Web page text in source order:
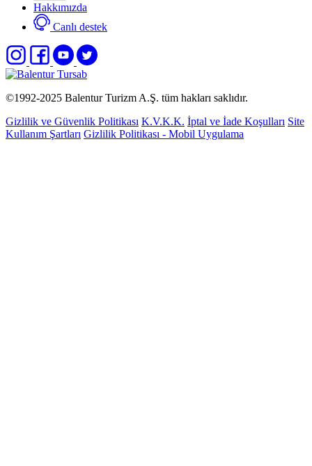
Hakkımızda
Canlı destek
©1992-2025 Balentur Turizm A.Ş. tüm hakları saklıdır.
Gizlilik ve Güvenlik Politikası K.V.K.K. İptal ve İade Koşulları Site
Kullanım Şartları Gizlilik Politikası - Mobil Uygulama